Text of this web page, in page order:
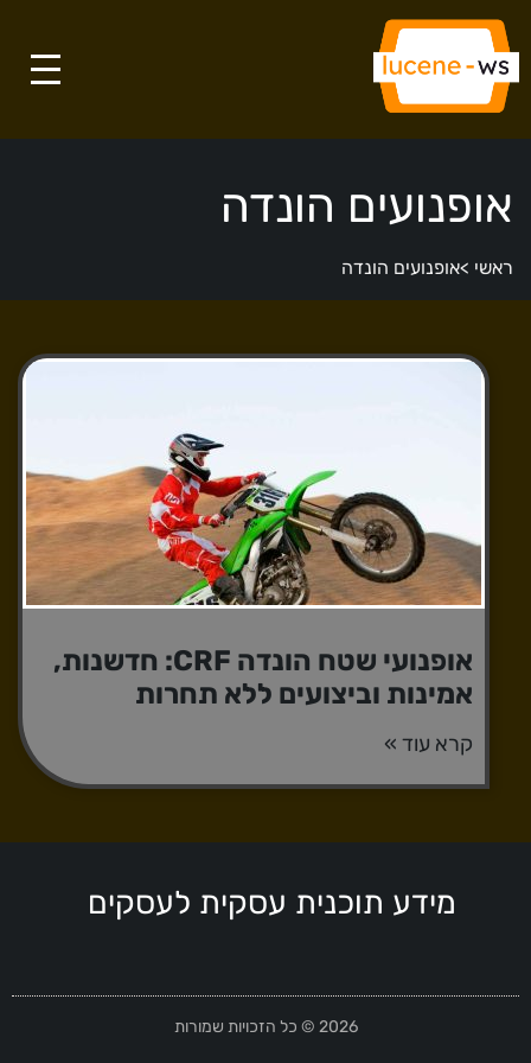
אופנועים הונדה
ראשי >אופנועים הונדה
אופנועי שטח הונדה CRF: חדשנות,
אמינות וביצועים ללא תחרות
קרא עוד »
מידע תוכנית עסקית לעסקים
2026 © כל הזכויות שמורות